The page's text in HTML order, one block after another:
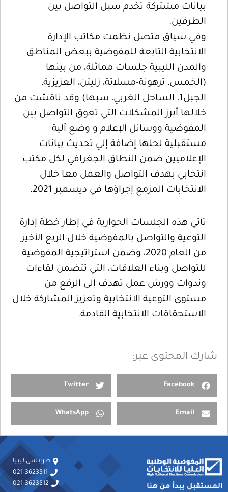
بيانات مشتركة تخدم سبل التواصل بين
الطرفين.
وفي سياق متصل نظمت مكاتب الإدارة
الانتخابية التابعة للمفوضية ببعض المناطق
والمدن الليبية جلسات مماثلة، من بينها
(الخمس، ترهونة-مسلاتة، زليتن، العزيزية،
الجبل1، الساحل الغربي، سبها) وقد ناقشت من
خلالها أبرز المشكلات التي تعوق التواصل بين
المفوضية ووسائل الإعلام و وضع آلية
مستقبلية لحلها إضافة إلي تحديث بيانات
الإعلاميين ضمن النطاق الجغرافي لكل مكتب
انتخابي بهدف التواصل والعمل معا خلال
الانتخابات المزمع إجراؤها في ديسمبر 2021.
تأتي هذه الجلسات الحوارية في إطار خطة إدارة
التوعية والتواصل بالمفوضية خلال الربع الأخير
من العام 2020، وضمن استراتيجية المفوضية
للتواصل وبناء العلاقات، التي تتضمن لقاءات
وندوات وورش عمل تهدف إلى الرفع من
مستوى التوعية الانتخابية وتعزيز المشاركة خلال
الاستحقاقات الانتخابية القادمة.
شارك المحتوى عبر:
Facebook
Twitter
Email
WhatsApp
طرابلس،ليبيا
021-3623511
021-3623512